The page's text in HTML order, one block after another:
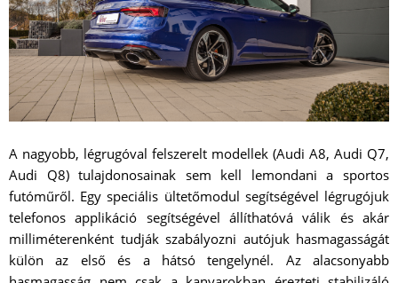
A nagyobb, légrugóval felszerelt modellek (Audi A8, Audi Q7,
Audi Q8) tulajdonosainak sem kell lemondani a sportos
futóműről. Egy speciális ültetőmodul segítségével légrugójuk
telefonos applikáció segítségével állíthatóvá válik és akár
milliméterenként tudják szabályozni autójuk hasmagasságát
külön az első és a hátsó tengelynél. Az alacsonyabb